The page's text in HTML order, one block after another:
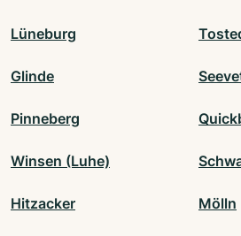
Lüneburg
Glinde
Pinneberg
Winsen (Luhe)
Hitzacker Mölln